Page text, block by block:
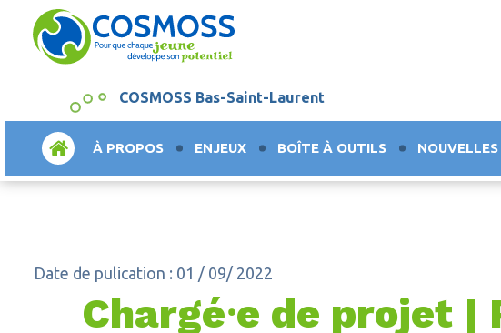
COSMOSS Bas-Saint-Laurent
ACCUEILÀ PROPOS ENJEUX BOÎTE À OUTILS NOUVELLES
Date de pulication : 01 / 09/ 2022
Chargé⸱e de projet